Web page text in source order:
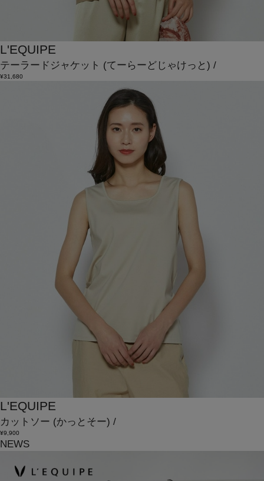
L'EQUIPE
テーラードジャケット (てーらーどじゃけっと) /
¥31,680
L'EQUIPE
カットソー (かっとそー) /
¥9,900
NEWS